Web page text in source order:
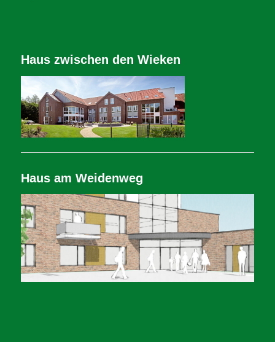
Haus zwischen den Wieken
Haus am Weidenweg